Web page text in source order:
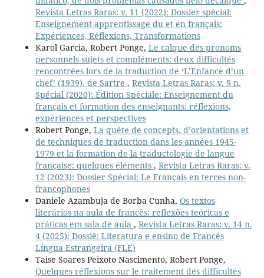
Revista Letras Raras: v. 11 (2022): Dossier spécial:
Enseignement-apprentissage du et en français:
Expériences, Réflexions, Transformations
Karol Garcia, Robert Ponge, Le calque des pronoms
personnels sujets et compléments: deux difficultés
rencontrées lors de la traduction de ‘L’Enfance d’un
chef’ (1939), de Sartre , Revista Letras Raras: v. 9 n.
Spécial (2020): Édition Spéciale: Enseignement du
français et formation des enseignants: réflexions,
expériences et perspectives
Robert Ponge, La quête de concepts, d’orientations et
de techniques de traduction dans les années 1945-
1979 et la formation de la traductologie de langue
française: quelques éléments , Revista Letras Raras: v.
12 (2023): Dossier Spécial: Le Français en terres non-
francophones
Daniele Azambuja de Borba Cunha, Os textos
literários na aula de francês: reflexões teóricas e
práticas em sala de aula , Revista Letras Raras: v. 14 n.
4 (2025): Dossiê: Literatura e ensino de Francês
Língua Estrangeira (FLE)
Taise Soares Peixoto Nascimento, Robert Ponge,
Quelques réflexions sur le traitement des difficultés